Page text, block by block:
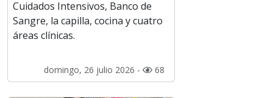
Cuidados Intensivos, Banco de
Sangre, la capilla, cocina y cuatro
áreas clínicas.
domingo, 26 julio 2026 - 68